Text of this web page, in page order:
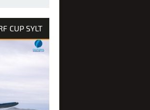
CUP SYLT